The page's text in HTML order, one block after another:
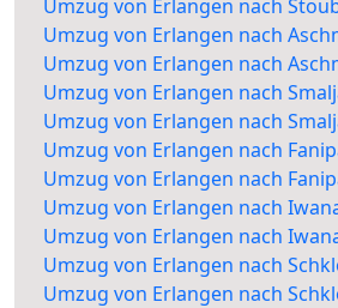
Umzug von Erlangen nach
Umzug von Erlangen nach
Umzug von Erlangen nach
Umzug von Erlangen nach
Umzug von Erlangen nach
Umzug von Erlangen nach
Umzug von Erlangen nach
Umzug von Erlangen nach
Umzug von Erlangen nach
Umzug von Erlangen nach
Umzug von Erlangen nach